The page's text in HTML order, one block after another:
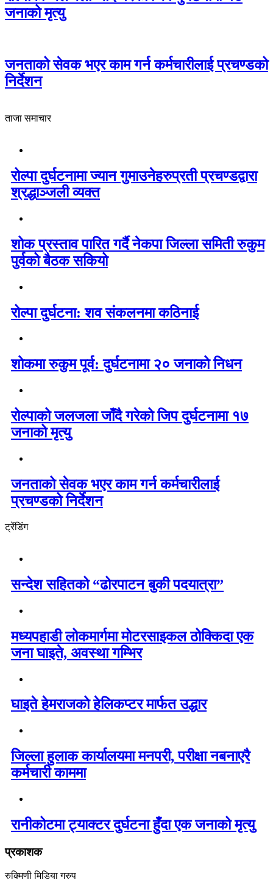
जनाको मृत्यु
जनताको सेवक भएर काम गर्न कर्मचारीलाई प्रचण्डको
निर्देशन
ताजा समाचार
रोल्पा दुर्घटनामा ज्यान गुमाउनेहरुप्रती प्रचण्डद्वारा
श्रद्धाञ्जली व्यक्त
शोक प्रस्ताव पारित गर्दै नेकपा जिल्ला समिती रुकुम
पुर्वको बैठक सकियो
रोल्पा दुर्घटना: शव संकलनमा कठिनाई
शोकमा रुकुम पूर्व: दुर्घटनामा २० जनाको निधन
रोल्पाको जलजला जाँदै गरेको जिप दुर्घटनामा १७
जनाको मृत्यु
जनताको सेवक भएर काम गर्न कर्मचारीलाई
प्रचण्डको निर्देशन
ट्रेंडिंग
सन्देश सहितको “ढोरपाटन बुकी पदयात्रा”
मध्यपहाडी लोकमार्गमा मोटरसाइकल ठोक्किदा एक
जना घाइते, अवस्था गम्भिर
घाइते हेमराजको हेलिकप्टर मार्फत उद्धार
जिल्ला हुलाक कार्यालयमा मनपरी, परीक्षा नबनाएरै
कर्मचारी काममा
रानीकोटमा ट्याक्टर दुर्घटना हुँदा एक जनाको मृत्यु
प्रकाशक
रुक्मिणी मिडिया ग्रुप